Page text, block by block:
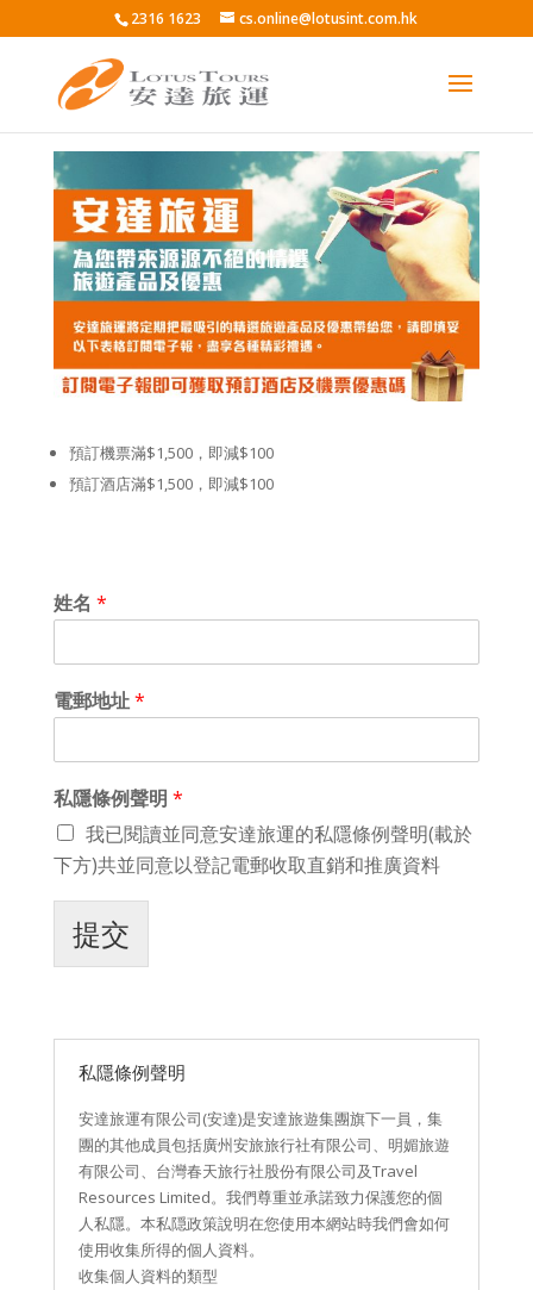
2316 1623 cs.online@lotusint.com.hk
預訂機票滿$1,500，即減$100
預訂酒店滿$1,500，即減$100
姓名 *
電郵地址*
私隱條例聲明 *
我已閱讀並同意安達旅運的私隱條例聲明(載於
下方)共並同意以登記電郵收取直銷和推廣資料
提交
私隱條例聲明
安達旅運有限公司(安達)是安達旅遊集團旗下一員，集
團的其他成員包括廣州安旅旅行社有限公司、明媚旅遊
有限公司、台灣春天旅行社股份有限公司及Travel
Resources Limited。我們尊重並承諾致力保護您的個
人私隱。本私隠政策說明在您使用本網站時我們會如何
使用收集所得的個人資料。
收集個人資料的類型